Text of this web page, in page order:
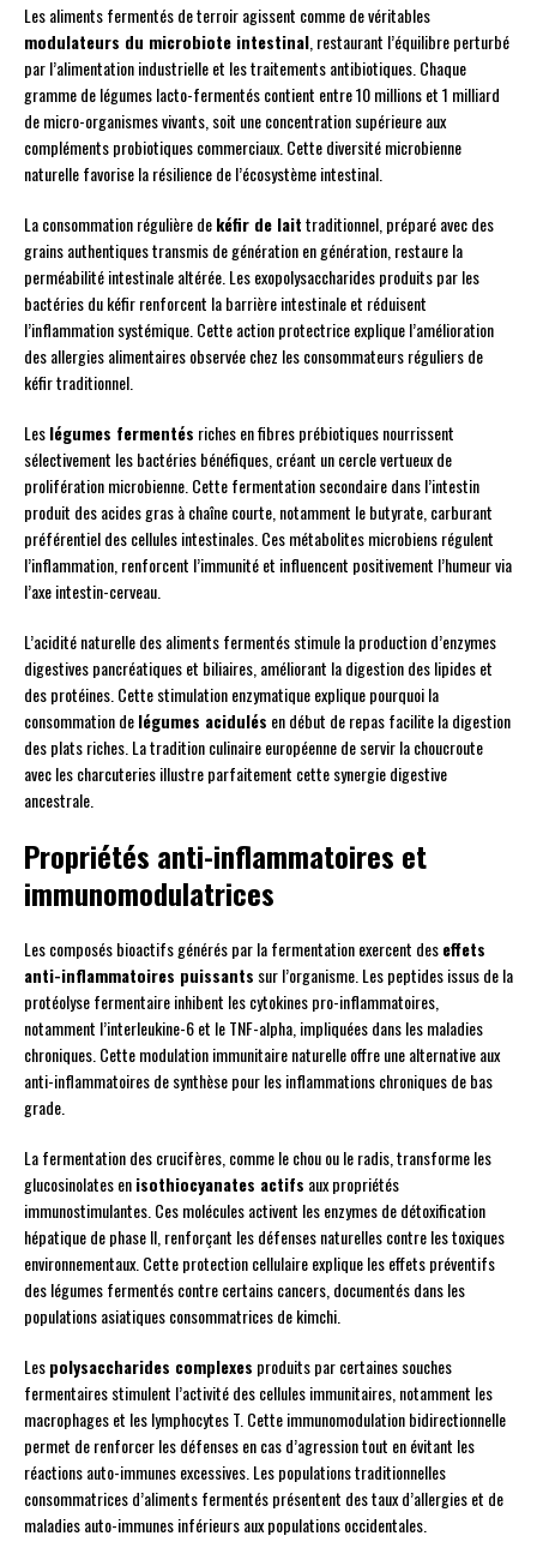
Les aliments fermentés de terroir agissent comme de véritables
modulateurs du microbiote intestinal , restaurant l’équilibre perturbé
par l’alimentation industrielle et les traitements antibiotiques. Chaque
gramme de légumes lacto-fermentés contient entre 10 millions et 1 milliard
de micro-organismes vivants, soit une concentration supérieure aux
compléments probiotiques commerciaux. Cette diversité microbienne
naturelle favorise la résilience de l’écosystème intestinal.
La consommation régulière dekéfir de laittraditionnel, préparé avec des
grains authentiques transmis de génération en génération, restaure la
perméabilité intestinale altérée. Les exopolysaccharides produits par les
bactéries du kéfir renforcent la barrière intestinale et réduisent
l’inflammation systémique. Cette action protectrice explique l’amélioration
des allergies alimentaires observée chez les consommateurs réguliers de
kéfir traditionnel.
Leslégumes fermentés riches en fibres prébiotiques nourrissent
sélectivement les bactéries bénéfiques, créant un cercle vertueux de
prolifération microbienne. Cette fermentation secondaire dans l’intestin
produit des acides gras à chaîne courte, notamment le butyrate, carburant
préférentiel des cellules intestinales. Ces métabolites microbiens régulent
l’inflammation, renforcent l’immunité et influencent positivement l’humeur via
l’axe intestin-cerveau.
L’acidité naturelle des aliments fermentés stimule la production d’enzymes
digestives pancréatiques et biliaires, améliorant la digestion des lipides et
des protéines. Cette stimulation enzymatique explique pourquoi la
consommation delégumes acidulés en début de repas facilite la digestion
des plats riches. La tradition culinaire européenne de servir la choucroute
avec les charcuteries illustre parfaitement cette synergie digestive
ancestrale.
Propriétés anti-inflammatoires et
immunomodulatrices
Les composés bioactifs générés par la fermentation exercent deseffets
anti-inflammatoires puissants sur l’organisme. Les peptides issus de la
protéolyse fermentaire inhibent les cytokines pro-inflammatoires,
notamment l’interleukine-6 et le TNF-alpha, impliquées dans les maladies
chroniques. Cette modulation immunitaire naturelle offre une alternative aux
anti-inflammatoires de synthèse pour les inflammations chroniques de bas
grade.
La fermentation des crucifères, comme le chou ou le radis, transforme les
glucosinolates enisothiocyanates actifs aux propriétés
immunostimulantes. Ces molécules activent les enzymes de détoxification
hépatique de phase II, renforçant les défenses naturelles contre les toxiques
environnementaux. Cette protection cellulaire explique les effets préventifs
des légumes fermentés contre certains cancers, documentés dans les
populations asiatiques consommatrices de kimchi.
Lespolysaccharides complexes produits par certaines souches
fermentaires stimulent l’activité des cellules immunitaires, notamment les
macrophages et les lymphocytes T. Cette immunomodulation bidirectionnelle
permet de renforcer les défenses en cas d’agression tout en évitant les
réactions auto-immunes excessives. Les populations traditionnelles
consommatrices d’aliments fermentés présentent des taux d’allergies et de
maladies auto-immunes inférieurs aux populations occidentales.